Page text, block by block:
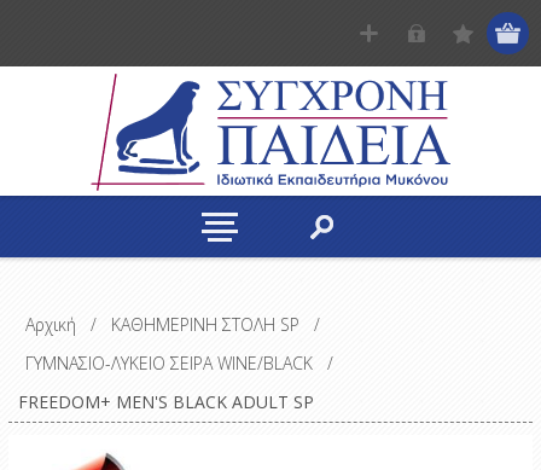
Αρχική / ΚΑΘΗΜΕΡΙΝΗ ΣΤΟΛΗ SP
/
ΓΥΜΝΑΣΙΟ-ΛΥΚΕΙΟ ΣΕΙΡΑ WINE/BLACK
/
FREEDOM+ MEN'S BLACK ADULT SP